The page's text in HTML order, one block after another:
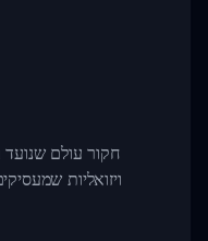
חקור עולם
ויזואליות